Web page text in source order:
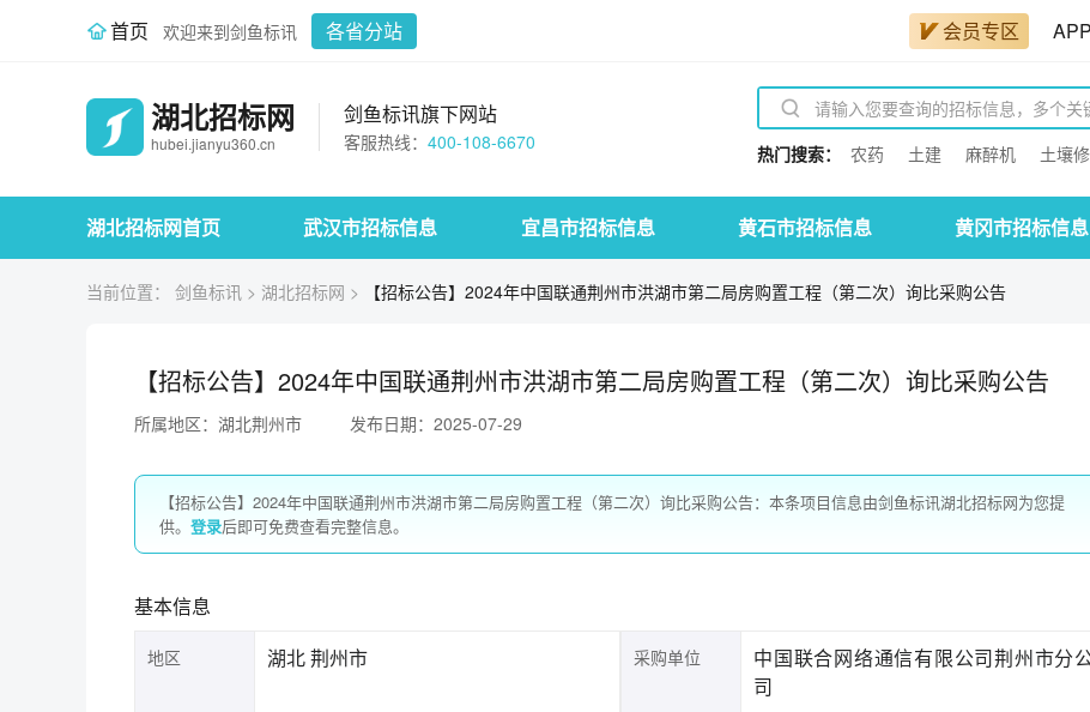
首页 欢迎来到剑鱼标讯 各省分站 会员专区
湖北招标网
hubei.jianyu360.cn
剑鱼标讯旗下网站
客服热线： 400-108-6670 热门搜索： 农药 土建 麻醉机 土壤
湖北招标网首页 武汉市招标信息 宜昌市招标信息 黄石市招标信息 黄冈市招标信息
当前位置： 剑鱼标讯 > 湖北招标网 > 【招标公告】2024年中国联通荆州市洪湖市第二局房购置工程（第二次）询比采购公告
【招标公告】2024年中国联通荆州市洪湖市第二局房购置工程（第二次）询比采购公告
所属地区：湖北荆州市 发布日期：2025-07-29
【招标公告】2024年中国联通荆州市洪湖市第二局房购置工程（第二次）询比采购公告：本条项目信息由剑鱼标讯湖北招标网为您提
供。 登录后即可免费查看完整信息。
基本信息
地区 湖北 荆州市 采购单位
中国联合网络通信有限公司荆州市分
司